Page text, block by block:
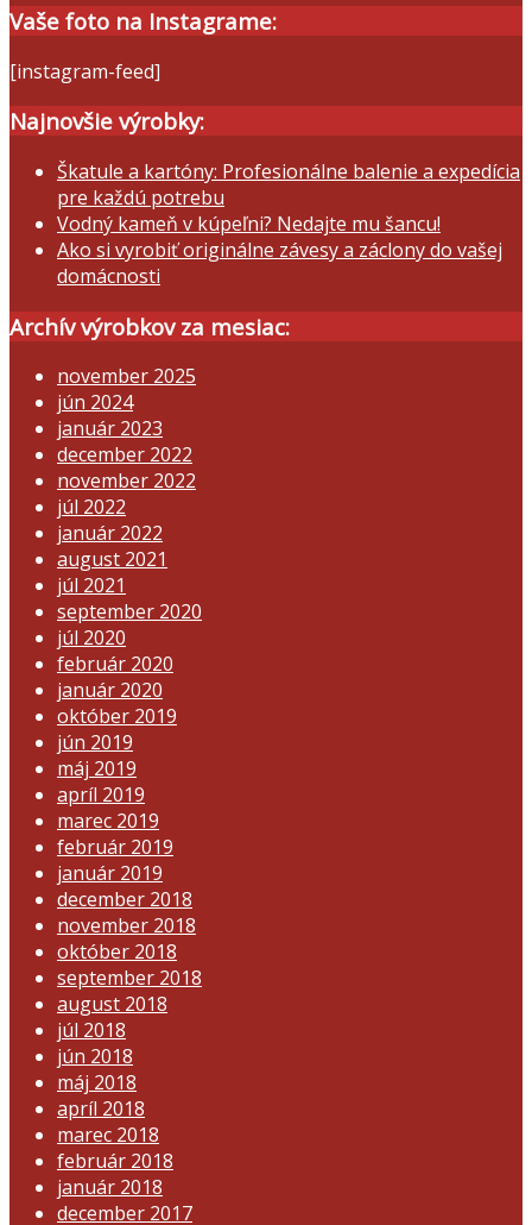
Vaše foto na Instagrame:
[instagram-feed]
Najnovšie výrobky:
Škatule a kartóny: Profesionálne balenie a expedícia
pre každú potrebu
Vodný kameň v kúpeľni? Nedajte mu šancu!
Ako si vyrobiť originálne závesy a záclony do vašej
domácnosti
Archív výrobkov za mesiac:
november 2025
jún 2024
január 2023
december 2022
november 2022
júl 2022
január 2022
august 2021
júl 2021
september 2020
júl 2020
február 2020
január 2020
október 2019
jún 2019
máj 2019
apríl 2019
marec 2019
február 2019
január 2019
december 2018
november 2018
október 2018
september 2018
august 2018
júl 2018
jún 2018
máj 2018
apríl 2018
marec 2018
február 2018
január 2018
december 2017